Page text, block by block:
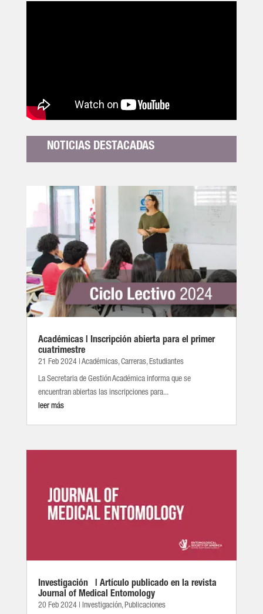
NOTICIAS DESTACADAS
Académicas | Inscripción abierta para el primer
cuatrimestre
21 Feb 2024| Académicas,Carreras,Estudiantes
La Secretaria de Gestión Académica informa que se
encuentran abiertas las inscripciones para...
leer más
Investigación | Artículo publicado en la revista
Journal of Medical Entomology
20 Feb 2024| Investigación,Publicaciones